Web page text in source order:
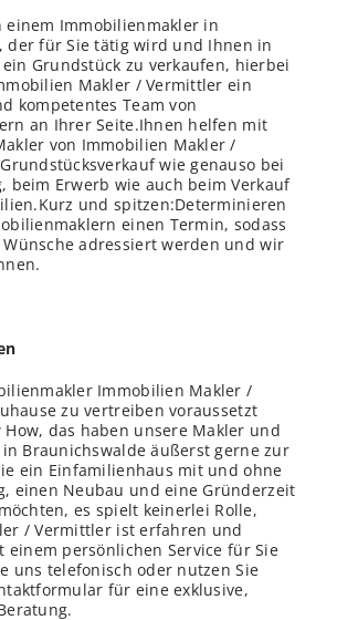
einem Immobilienmakler in
der für Sie tätig wird und Ihnen in
Grundstück zu verkaufen, hierbei
Makler / Vermittler ein
kompetentes Team von
an Ihrer Seite.Ihnen helfen mit
von Immobilien Makler /
wie genauso bei
beim Erwerb wie auch beim Verkauf
und spitzen:Determinieren
einen Termin, sodass
adressiert werden und wir
Immobilien Makler /
zu vertreiben voraussetzt
How, das haben unsere Makler und
Braunichswalde äußerst gerne zur
ein Einfamilienhaus mit und ohne
einen Neubau und eine Gründerzeit
es spielt keinerlei Rolle,
/ Vermittler ist erfahren und
einem persönlichen Service für Sie
uns telefonisch oder nutzen Sie
für eine exklusive,